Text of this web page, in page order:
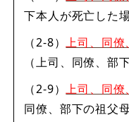
下本人が死亡した場
（2-8）上司、同僚
（上司、同僚、部
（2-9）上司、同僚
同僚、部下の祖父